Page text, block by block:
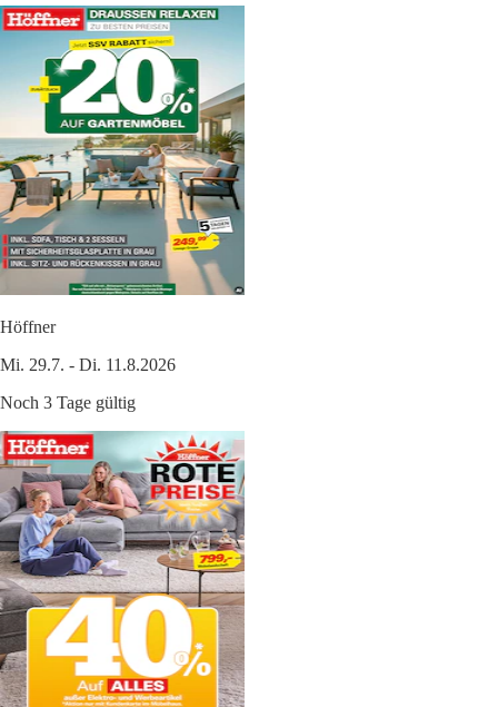
Höffner
Mi. 29.7. - Di. 11.8.2026
Noch 3 Tage gültig